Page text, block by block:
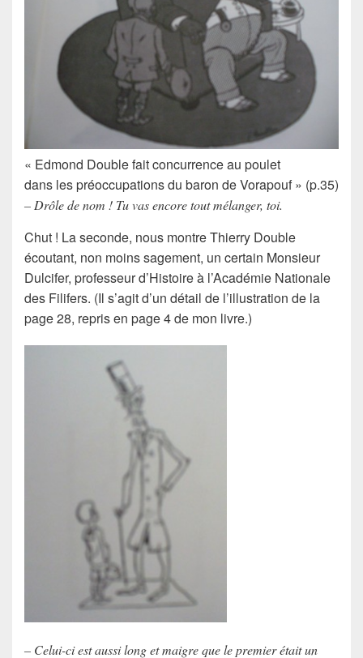
« Edmond Double fait concurrence au poulet
dans les préoccupations du baron de Vorapouf » (p.35)
– Drôle de nom ! Tu vas encore tout mélanger, toi.
Chut ! La seconde, nous montre Thierry Double
écoutant, non moins sagement, un certain Monsieur
Dulcifer, professeur d’Histoire à l’Académie Nationale
des Filifers. (Il s’agit d’un détail de l’illustration de la
page 28, repris en page 4 de mon livre.)
– Celui-ci est aussi long et maigre que le premier était un